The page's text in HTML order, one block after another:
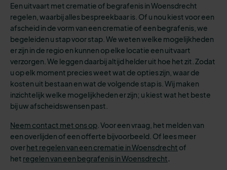
Een uitvaart met crematie of begrafenis in Woensdrecht
regelen, waarbij alles bespreekbaar is. Of u nou kiest voor een
afscheid in de vorm van een crematie of een begrafenis, we
begeleiden u stap voor stap. We weten welke mogelijkheden
er zijn in de regio en kunnen op elke locatie een uitvaart
verzorgen. We leggen daarbij altijd helder uit hoe het zit. Zodat
u op elk moment precies weet wat de opties zijn, waar de
kosten uit bestaan en wat de volgende stap is. Wij maken
inzichtelijk welke mogelijkheden er zijn; u kiest wat het beste
bij uw afscheidswensen past.
Neem contact met ons op . Voor een vraag, het melden van
een overlijden of een offerte bijvoorbeeld. Of lees meer
overhet regelen van een crematie in Woensdrecht of
het regelen van een begrafenis in Woensdrecht.